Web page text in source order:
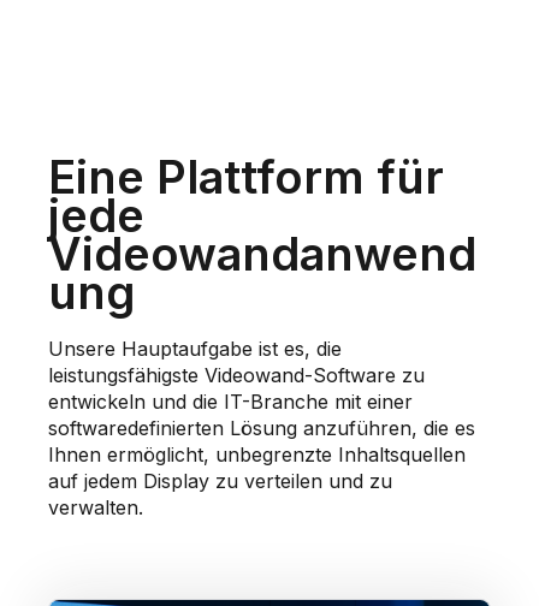
Eine Plattform für
jede
Videowandanwend
ung
Unsere Hauptaufgabe ist es, die
leistungsfähigste Videowand-Software zu
entwickeln und die IT-Branche mit einer
softwaredefinierten Lösung anzuführen, die es
Ihnen ermöglicht, unbegrenzte Inhaltsquellen
auf jedem Display zu verteilen und zu
verwalten.